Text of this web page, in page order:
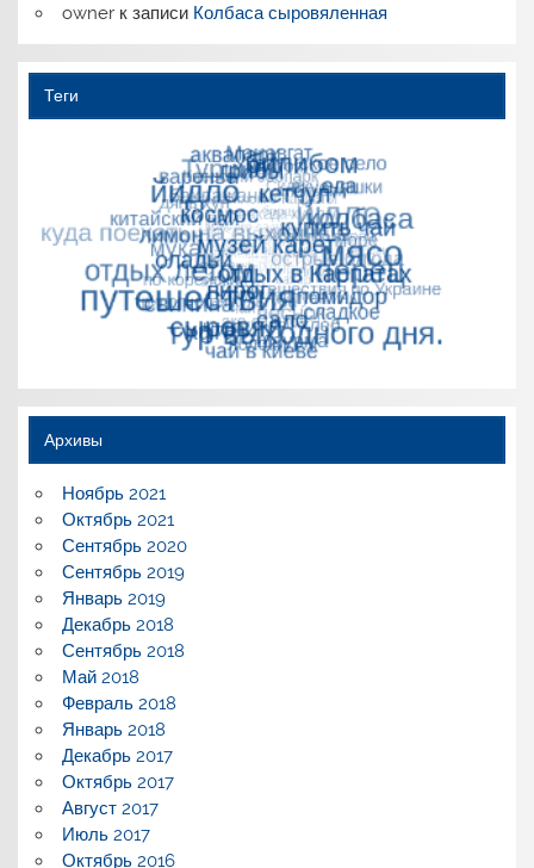
ownerк записи Колбаса сыровяленная
Теги
Архивы
Ноябрь 2021
Октябрь 2021
Сентябрь 2020
Сентябрь 2019
Январь 2019
Декабрь 2018
Сентябрь 2018
Май 2018
Февраль 2018
Январь 2018
Декабрь 2017
Октябрь 2017
Август 2017
Июль 2017
Октябрь 2016